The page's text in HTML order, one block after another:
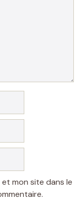
mon site dans le